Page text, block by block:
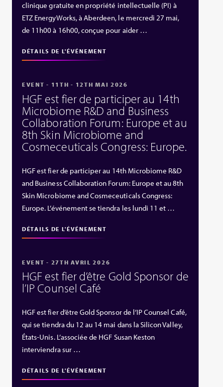
clinique gratuite en propriété intellectuelle (PI) à
ETZ EnergyWorks, à Aberdeen, le mercredi 27 mai,
de 11h00 à 16h00, conçue pour aider …
DÉTAILS DE L'ÉVÉNEMENT
EVENT - 11TH - 12TH MAI 2026
HGF est fier de participer au 14th
Microbiome R&D and Business
Collaboration Forum: Europe et au
8th Skin Microbiome and
Cosmeceuticals Congress: Europe.
HGF est fier de participer au 14th Microbiome R&D
and Business Collaboration Forum: Europe et au 8th
Skin Microbiome and Cosmeceuticals Congress:
Europe. L’événement se tiendra les lundi 11 et …
DÉTAILS DE L'ÉVÉNEMENT
EVENT - 27TH AVRIL 2026
HGF est fier d’être Gold Sponsor de
l’IP Counsel Café
HGF est fier d’être Gold Sponsor de l’IP Counsel Café,
qui se tiendra du 12 au 14 mai dans la Silicon Valley,
États‑Unis. L’associée de HGF Susan Keston
interviendra sur …
DÉTAILS DE L'ÉVÉNEMENT